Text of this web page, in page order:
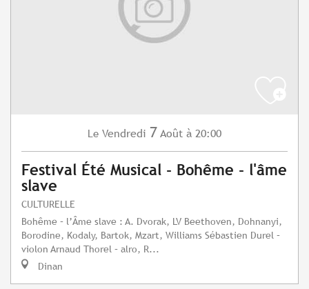
Le Vendredi 7 Août à 20:00
Festival Été Musical - Bohême - l'âme
slave
CULTURELLE
Bohême – l’Âme slave : A. Dvorak, LV Beethoven, Dohnanyi,
Borodine, Kodaly, Bartok, Mzart, Williams Sébastien Durel –
violon Arnaud Thorel – alro, R...
Dinan